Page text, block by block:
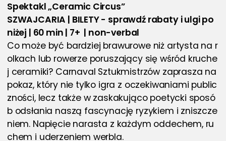
Spektakl „Ceramic Circus”
SZWAJCARIA | BILETY - sprawdź rabaty i ulgi po
niżej | 60 min | 7+  | non-verbal
Co może być bardziej brawurowe niż artysta na r
olkach lub rowerze poruszający się wśród kruche
j ceramiki? Carnaval Sztukmistrzów zaprasza na
pokaz, który nie tylko igra z oczekiwaniami public
zności, lecz także w zaskakująco poetycki sposó
b odsłania naszą fascynację ryzykiem i zniszcze
niem. Napięcie narasta z każdym oddechem, ru
chem i uderzeniem werbla.